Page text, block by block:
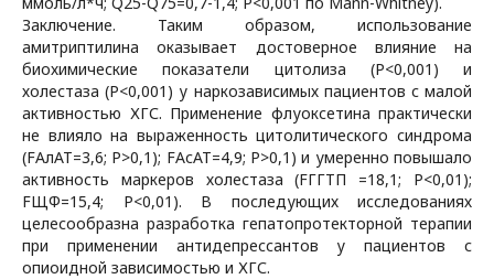
Заключение. Таким образом, использование
амитриптилина оказывает достоверное влияние на
биохимические показатели цитолиза (P<0,001) и
холестаза (P<0,001) у наркозависимых пациентов с малой
активностью ХГС. Применение флуоксетина практически
не влияло на выраженность цитолитического синдрома
(FАлАТ=3,6; P>0,1); FАсАТ=4,9; P>0,1) и умеренно повышало
активность маркеров холестаза (FГГТП =18,1; P<0,01);
FЩФ=15,4; P<0,01). В последующих исследованиях
целесообразна разработка гепатопротекторной терапии
при применении антидепрессантов у пациентов с
опиоидной зависимостью и ХГС.